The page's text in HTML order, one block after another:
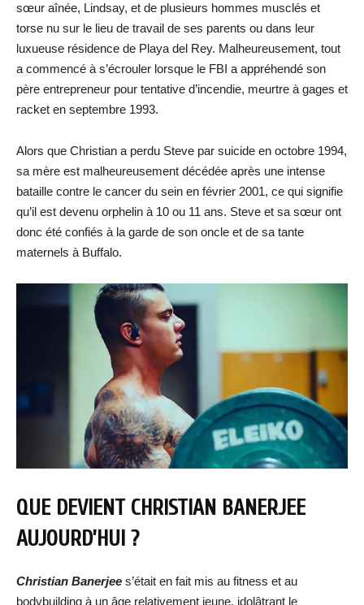
sœur aînée, Lindsay, et de plusieurs hommes musclés et
torse nu sur le lieu de travail de ses parents ou dans leur
luxueuse résidence de Playa del Rey. Malheureusement, tout
a commencé à s’écrouler lorsque le FBI a appréhendé son
père entrepreneur pour tentative d’incendie, meurtre à gages et
racket en septembre 1993.
Alors que Christian a perdu Steve par suicide en octobre 1994,
sa mère est malheureusement décédée après une intense
bataille contre le cancer du sein en février 2001, ce qui signifie
qu’il est devenu orphelin à 10 ou 11 ans. Steve et sa sœur ont
donc été confiés à la garde de son oncle et de sa tante
maternels à Buffalo.
QUE DEVIENT CHRISTIAN BANERJEE
AUJOURD’HUI ?
Christian Banerjee s’était en fait mis au fitness et au
bodybuilding à un âge relativement jeune, idolâtrant le